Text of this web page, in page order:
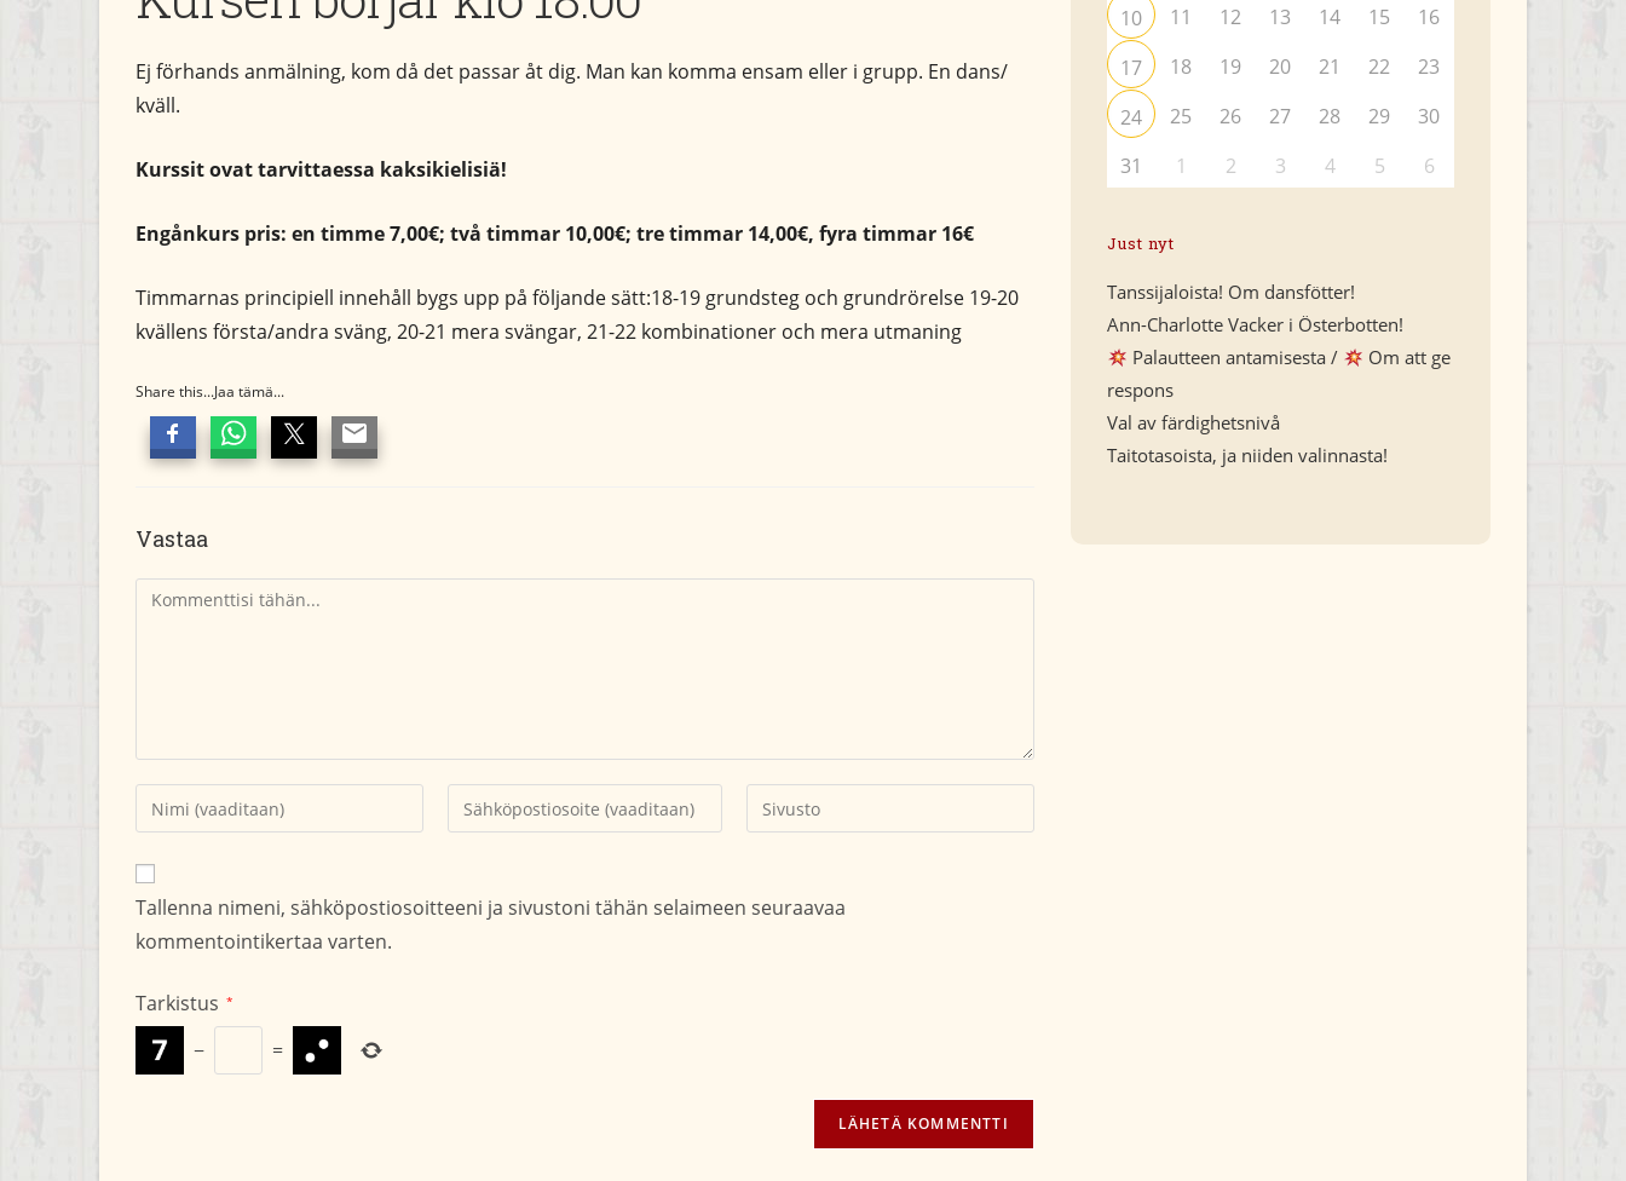
Ej förhands anmälning, kom då det passar åt dig. Man kan komma ensam eller i grupp. En dans/
kväll.
Kurssit ovat tarvittaessa kaksikielisiä!
Engånkurs pris: en timme 7,00€; två timmar 10,00€; tre timmar 14,00€, fyra timmar 16€
Timmarnas principiell innehåll bygs upp på följande sätt:18-19 grundsteg och grundrörelse 19-20
kvällens första/andra sväng, 20-21 mera svängar, 21-22 kombinationer och mera utmaning
Share this...Jaa tämä...
Vastaa
Kommentti
Kirjoita
nimesi
tai
käyttäjätunnuksesi
kommentoidaksesi
Kirjoita
sähköpostiosoitteesi
Kirjoita
sivustosi
(valinnainen)
Tallenna nimeni, sähköpostiosoitteeni ja sivustoni tähän selaimeen seuraavaa
kommentointikertaa varten.
Tarkistus *
− =
10
11 12 13 14 15
16
17
18 19 20 21 22
23
24
25 26 27 28 29
30
31
1 2 3 4 5 6
Just nyt
Tanssijaloista! Om dansfötter!
Ann-Charlotte Vacker i Österbotten!
Palautteen antamisesta /
Om att ge
respons
Val av färdighetsnivå
Taitotasoista, ja niiden valinnasta!